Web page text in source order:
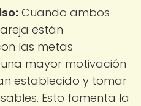
Cuando ambos
están
las metas
mayor motivación
establecido y tomar
Esto fomenta la